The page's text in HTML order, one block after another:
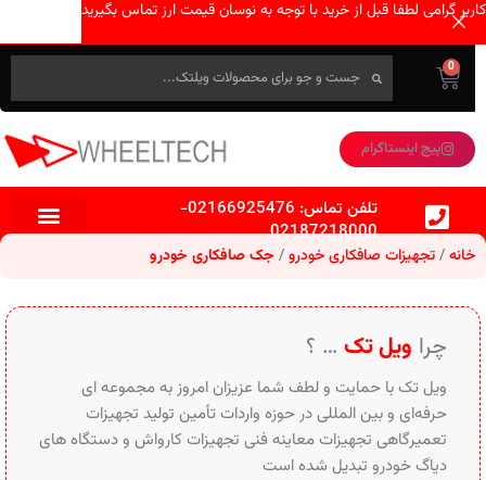
0
پیج اینستاگرام
تلفن تماس: 02166925476
-
02187218000
خانه تجهیزات صافکاری خودرو جک صافکاری خودرو
چرا ویل تک … ؟
ویل تک با حمایت و لطف شما عزیزان امروز به مجموعه ای
حرفه‌ای و بین‌ المللی در حوزه واردات تأمین تولید تجهیزات
تعمیرگاهی تجهیزات معاینه فنی تجهیزات کارواش و دستگاه های
دیاگ خودرو تبدیل شده است
کاربر گرامی لطفا قبل از خرید با توجه به نوسان قیمت ارز تماس بگیرید